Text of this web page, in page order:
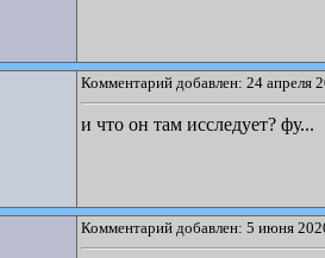
Комментарий добавлен: 24 апреля
и что он там исследует? фу...
Комментарий добавлен: 5 июня